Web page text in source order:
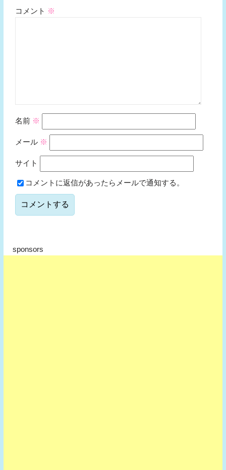
コメント ※
名前 ※
メール ※
サイト
コメントに返信があったらメールで通知する。
sponsors